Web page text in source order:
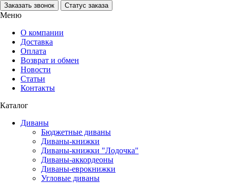
Заказать звонок Статус заказа
Меню
О компании
Доставка
Оплата
Возврат и обмен
Новости
Статьи
Контакты
Каталог
Диваны
Бюджетные диваны
Диваны-книжки
Диваны-книжки "Лодочка"
Диваны-аккордеоны
Диваны-еврокнижки
Угловые диваны